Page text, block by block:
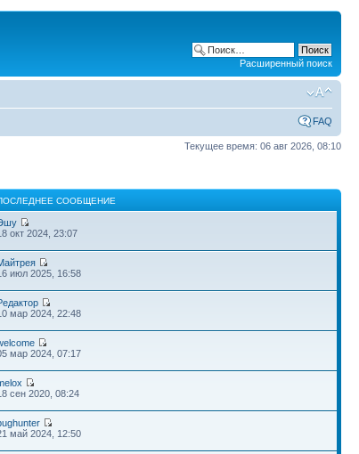
Расширенный поиск
FAQ
Текущее время: 06 авг 2026, 08:10
СООБЩЕНИЕ
окт 2024, 23:07
июл 2025, 16:58
мар 2024, 22:48
мар 2024, 07:17
сен 2020, 08:24
май 2024, 12:50